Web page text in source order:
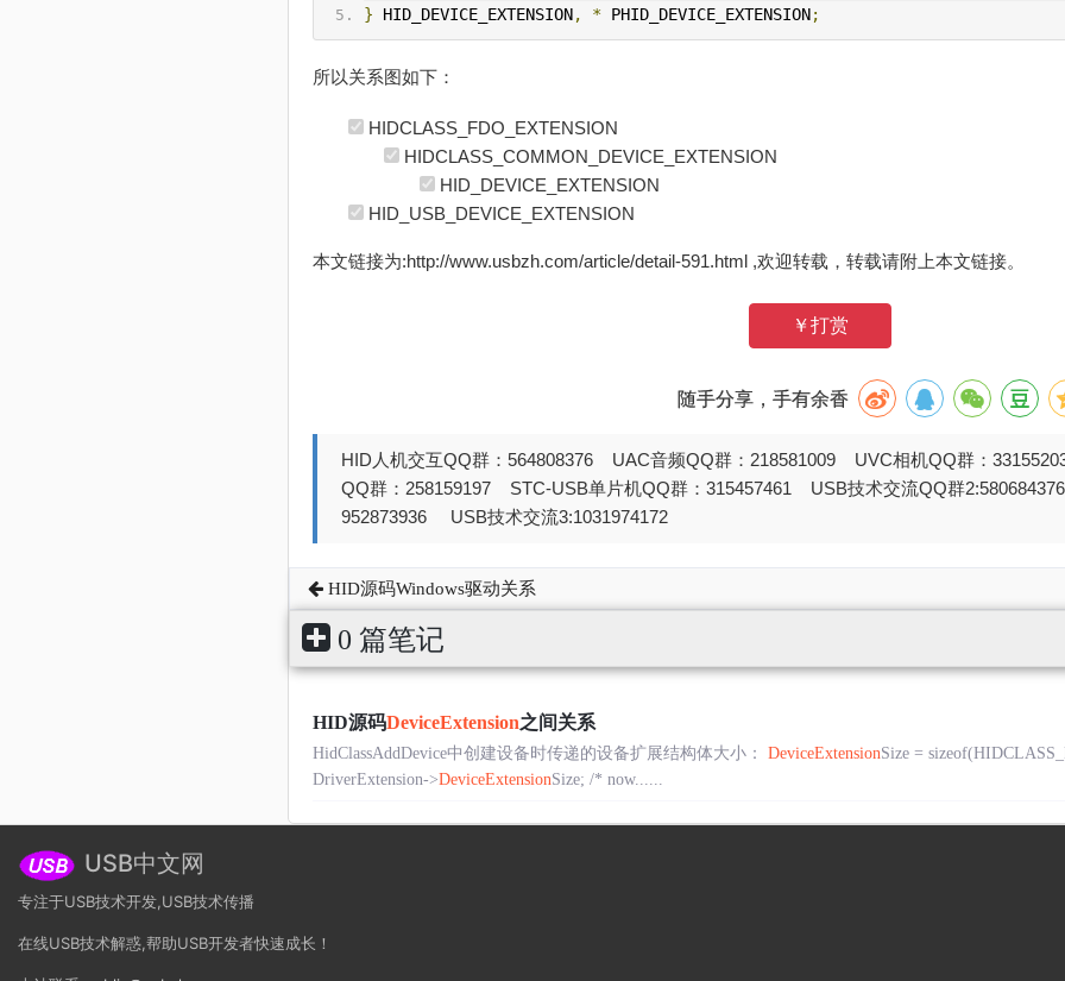
} HID_DEVICE_EXTENSION, * PHID_DEVICE_EXTENSION;
所以关系图如下：
HIDCLASS_FDO_EXTENSION
HIDCLASS_COMMON_DEVICE_EXTENSION
HID_DEVICE_EXTENSION
HID_USB_DEVICE_EXTENSION
本文链接为:http://www.usbzh.com/article/detail-591.html ,欢迎转载，转载请附上本文链接。
￥打赏
随手分享，手有余香
HID人机交互QQ群：564808376 UAC音频QQ群：218581009 UVC相机QQ群：
QQ群：258159197 STC-USB单片机QQ群：315457461 USB技术交流QQ群
952873936 USB技术交流3:1031974172
HID源码Windows驱动关系
0 篇笔记
HID源码DeviceExtension之间关系
HidClassAddDevice中创建设备时传递的设备扩展结构体大小： DeviceExtensionSize =
DriverExtension->DeviceExtensionSize; /* now......
USB中文网
专注于USB技术开发,USB技术传播
在线USB技术解惑,帮助USB开发者快速成长！